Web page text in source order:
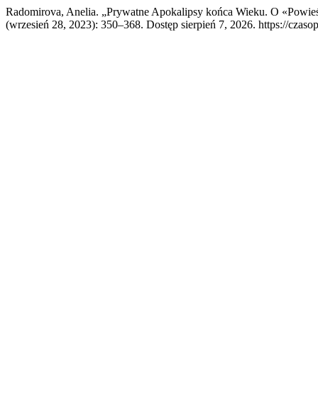
Radomirova, Anelia. „Prywatne Apokalipsy końca Wieku. O
(wrzesień 28, 2023): 350–368. Dostęp sierpień 7, 2026. https://